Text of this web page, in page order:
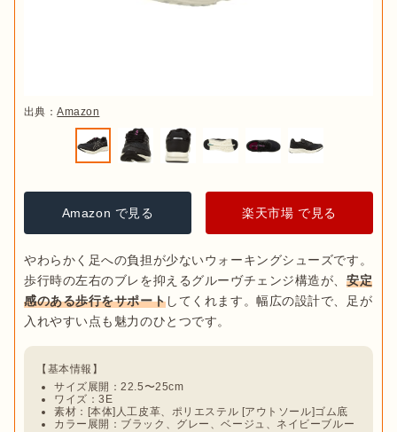
出典：Amazon
Amazon で見る 楽天市場 で見る
やわらかく足への負担が少ないウォーキングシューズです。
歩行時の左右のブレを抑えるグルーヴチェンジ構造が、 安定
感のある歩行をサポートしてくれます。幅広の設計で、足が
サイズ展開：22.5〜25cm
ワイズ：3E
素材：[本体]人工皮革、ポリエステル [アウトソール]ゴム底
カラー展開：ブラック、グレー、ベージュ、ネイビーブルー